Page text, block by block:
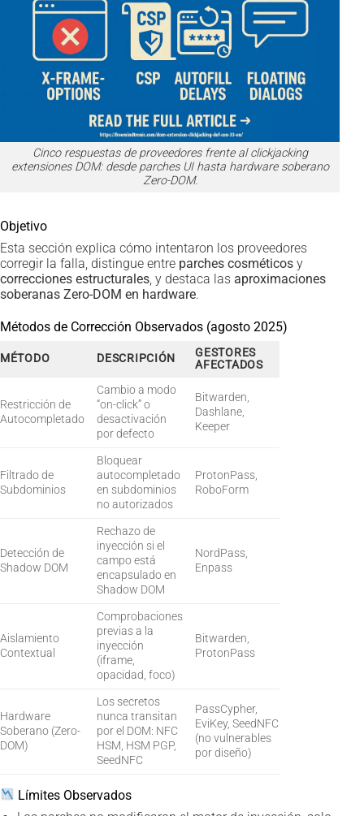
Cinco respuestas de proveedores frente al clickjacking
extensiones DOM: desde parches UI hasta hardware soberano
Zero-DOM.
Objetivo
Esta sección explica cómo intentaron los proveedores
corregir la falla, distingue entre parches cosméticos y
correcciones estructurales, y destaca las aproximaciones
soberanas Zero-DOM en hardware.
Métodos de Corrección Observados (agosto 2025)
MÉTODO DESCRIPCIÓN
GESTORES
AFECTADOS
Restricción de
Autocompletado
Cambio a modo
“on-click” o
desactivación
por defecto
Bitwarden,
Dashlane,
Keeper
Filtrado de
Subdominios
Bloquear
autocompletado
en subdominios
no autorizados
ProtonPass,
RoboForm
Detección de
Shadow DOM
Rechazo de
inyección si el
campo está
encapsulado en
Shadow DOM
NordPass,
Enpass
Aislamiento
Contextual
Comprobaciones
previas a la
inyección
(iframe,
opacidad, foco)
Bitwarden,
ProtonPass
Hardware
Soberano (Zero-
DOM)
Los secretos
nunca transitan
por el DOM: NFC
HSM, HSM PGP,
SeedNFC
PassCypher,
EviKey, SeedNFC
(no vulnerables
por diseño)
Límites Observados